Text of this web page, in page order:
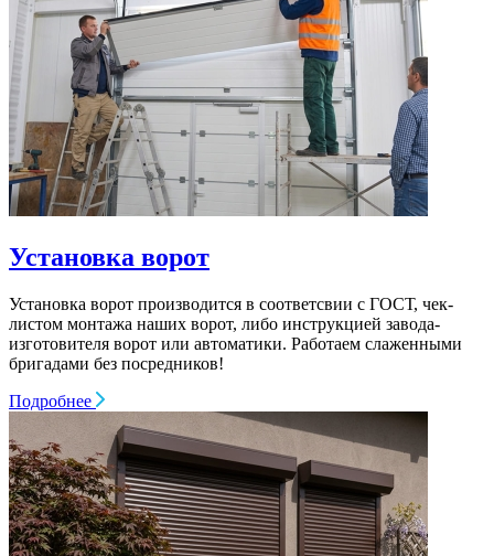
Установка ворот
Установка ворот производится в соответсвии с ГОСТ, чек-
листом монтажа наших ворот, либо инструкцией завода-
изготовителя ворот или автоматики. Работаем слаженными
бригадами без посредников!
Подробнее